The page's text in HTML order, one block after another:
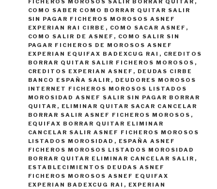
FICHEROS MOROSOS SALIR BORRAR QUITAR ,
COMO SABER COMO BORRAR QUITAR SALIR
SIN PAGAR FICHEROS MOROSOS ASNEF
EXPERIAN RAI CIRBE , COMO SACAR ASNEF ,
COMO SALIR DE ASNEF , COMO SALIR SIN
PAGAR FICHEROS DE MOROSOS ASNEF
EXPERIAN EQUIFAX BADEXCUG RAI , CREDITOS
BORRAR QUITAR SALIR FICHEROS MOROSOS ,
CREDITOS EXPERIAN ASNEF , DEUDAS CIRBE
BANCO ESPAÑA SALIR , DEUDORES MOROSOS
INTERNET FICHEROS MOROSOS LISTADOS
MOROSIDAD ASNEF SALIR SIN PAGAR BORRAR
QUITAR , ELIMINAR QUITAR SACAR CANCELAR
BORRAR SALIR ASNEF FICHEROS MOROSOS ,
EQUIFAX BORRAR QUITAR ELIMINAR
CANCELAR SALIR ASNEF FICHEROS MOROSOS
LISTADOS MOROSIDAD , ESPAÑA ASNEF
FICHEROS MOROSOS LISTADOS MOROSIDAD
BORRAR QUITAR ELIMINAR CANCELAR SALIR ,
ESTABLECIMIENTOS DEUDAS ASNEF
FICHEROS MOROSOS ASNEF EQUIFAX
EXPERIAN BADEXCUG RAI , EXPERIAN